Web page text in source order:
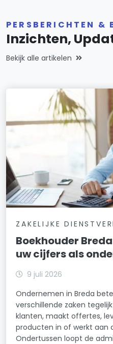
PERSBERICHTEN &
Inzichten,
Bekijk alle artikelen
ZAKELIJKE
Boekhouder
uw cijfers als
9 juli 2026
Ondernemen in Breda
verschillende zaken
klanten, maakt offertes,
producten in of werkt aan
Ondertussen loopt de